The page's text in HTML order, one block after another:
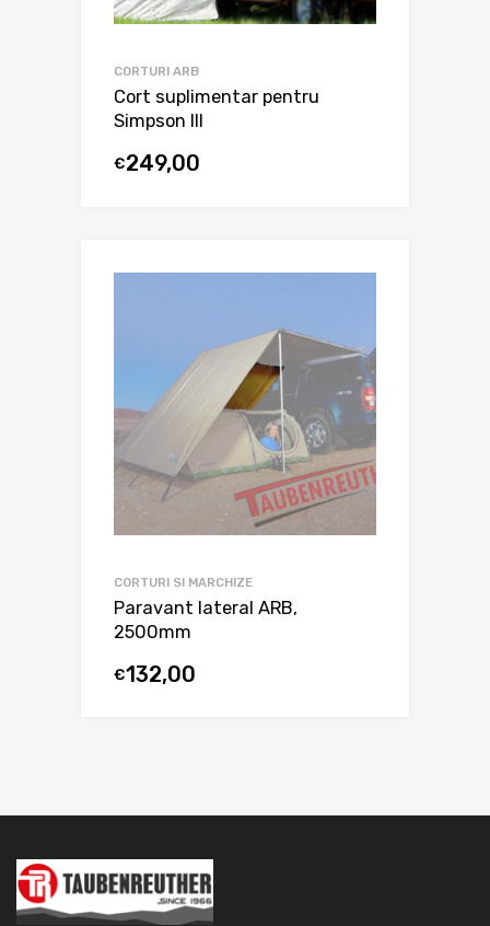
CORTURI ARB
Cort suplimentar pentru
Simpson III
€249,00
CORTURI SI MARCHIZE
Paravant lateral ARB,
2500mm
€132,00